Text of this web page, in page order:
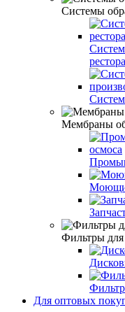
Системы
Мембраны
Фильтры
Для оптовых